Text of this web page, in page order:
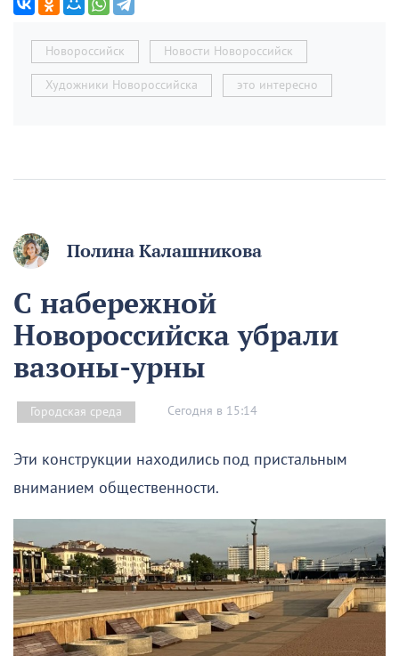
Новороссийск Новости Новороссийск
Художники Новороссийска это интересно
Полина Калашникова
С набережной
Новороссийска убрали
вазоны-урны
Городская среда Сегодня в 15:14
Эти конструкции находились под пристальным
вниманием общественности.